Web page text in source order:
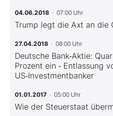
04.06.2018 · 07:00 Uhr
Trump legt die Axt an die
27.04.2018 · 08:00 Uhr
Deutsche Bank‑Aktie:
Prozent ein ‑ Entlassung
US‑Investmentbanker
01.01.2017 · 05:00 Uhr
Wie der Steuerstaat